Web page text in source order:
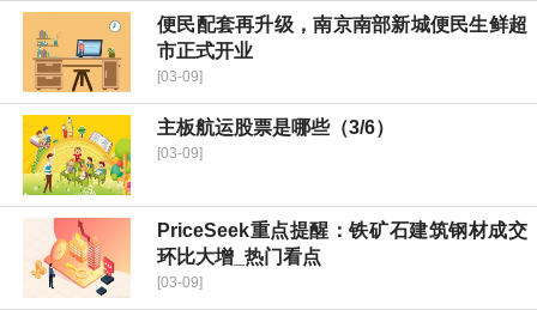
便民配套再升级，南京南部新城便民生鲜超
市正式开业
[03-09]
主板航运股票是哪些（3/6）
[03-09]
PriceSeek重点提醒：铁矿石建筑钢材成交
环比大增_热门看点
[03-09]